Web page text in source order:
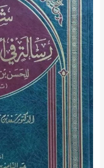
الفقه
للحسن
بن
شهاب
العكبري